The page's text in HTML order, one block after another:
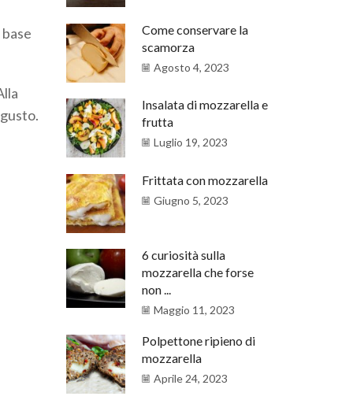
Come conservare la
scamorza
Agosto 4, 2023
Insalata di mozzarella e
frutta
Luglio 19, 2023
Frittata con mozzarella
Giugno 5, 2023
6 curiosità sulla
mozzarella che forse
non ...
Maggio 11, 2023
Polpettone ripieno di
mozzarella
Aprile 24, 2023